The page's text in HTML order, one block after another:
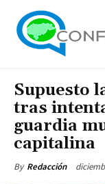
Supuesto
tras
guardia
capitalina
By Redacción